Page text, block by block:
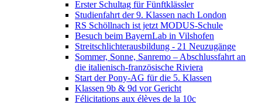
Erster Schultag für Fünftklässler
Studienfahrt der 9. Klassen nach London
RS Schöllnach ist jetzt MODUS-Schule
Besuch beim BayernLab in Vilshofen
Streitschlichterausbildung - 21 Neuzugänge
Sommer, Sonne, Sanremo – Abschlussfahrt an
die italienisch-französische Riviera
Start der Pony-AG für die 5. Klassen
Klassen 9b & 9d vor Gericht
Félicitations aux élèves de la 10c